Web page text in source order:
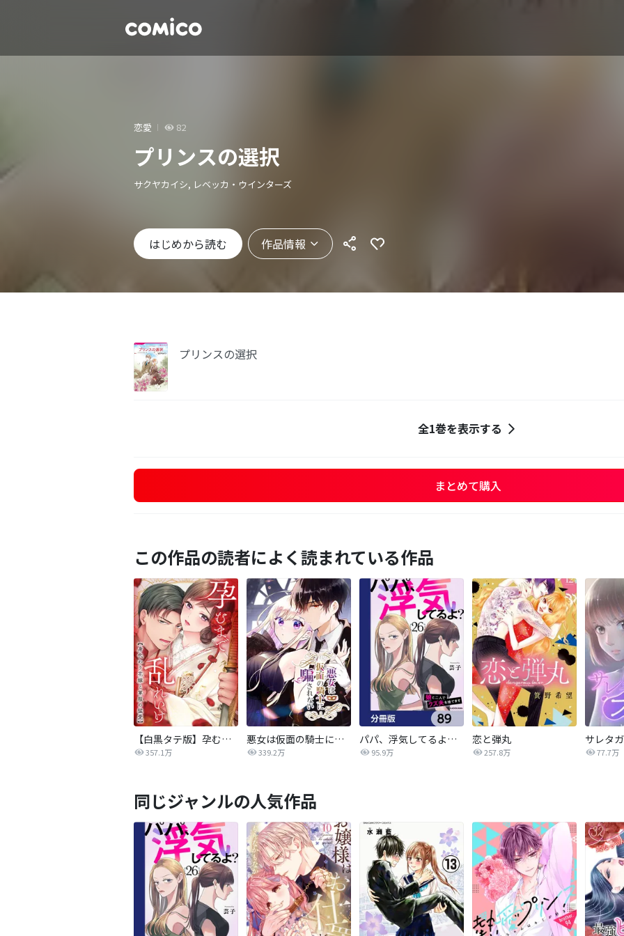
恋愛 82
プリンスの選択
サクヤカイシ, レベッカ・ウインターズ
はじめから読む 作品情報
プリンスの選択
全1巻を表示する
まとめて購入
この作品の読者によく読まれている作品
【白黒タテ版】孕むまで乱れいけ～身代わり花嫁と軍服の猛愛
357.1万
悪女は仮面の騎士に騙されない
339.2万
パパ、浮気してるよ？娘と二人でクズ夫を捨てます【分冊版】
95.9万
恋と弾丸
257.8万 77.7万
同じジャンルの人気作品